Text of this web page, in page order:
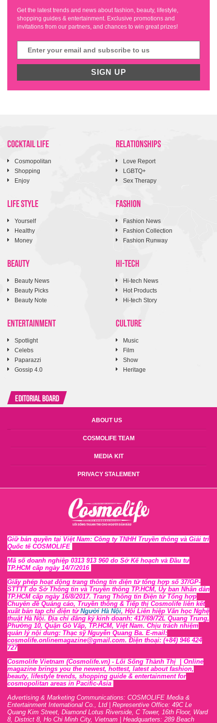
Get the latest trends and news about fashion, beauty, lifestyle,
shopping guides & entertainment. Exclusive promotions and
invitations from our partners, and chances to win great prizes!
SIGN UP
COCKTAIL LIFE
Cosmopolitan
Shopping
Enjoy
RELATIONSHIPS
Love Report
LGBTQ+
Sex Therapy
LIFE STYLE
Yourself
Healthy
Money
FASHION
Fashion News
Fashion Collection
Fashion Runway
BEAUTY
Beauty News
Beauty Picks
Beauty Note
HI-TECH
Hi-tech News
Hot Products
Hi-tech Story
ENTERTAINMENT
Spotlight
Celebs
Paparazzi
Gossip 4.0
CULTURE
Music
Film
Show
Heritage
Editorial Board
ABOUT US
COSMOLIFE TEAM
MEDIA KIT
PRIVACY STALEMENT
Giữ bản quyền tại Việt Nam: Công ty TNHH Truyền thông và Giải trí
Quốc tế COSMOLIFE
Mã số doanh nghiệp 0313 913 960 do Sở Kế hoạch và Đầu tư
TP.HCM cấp ngày 14/7/2016
Giấy phép hoạt động trang thông tin điện tử tổng hợp số 37/GP-
STTTT do Sở Thông tin và Truyền thông TP.HCM, Ủy ban Nhân dân
TP.HCM cấp ngày 16/8/2017. Trang Thông tin Điện tử Tổng hợp
Chuyên đề Quảng cáo, Truyền thông & Tiếp thị Cosmolife liên kết
xuất bản tạp chí điện tử Người Hà Nội, Hội Liên hiệp Văn học Nghệ
thuật Hà Nội. Địa chỉ đăng ký kinh doanh: 417/69/72L Quang Trung,
Phường 10, Quận Gò Vấp, TP.HCM, Việt Nam. Chịu trách nhiệm
quản lý nội dung: Thạc sỹ Nguyễn Quang Ba. E-mail:
cosmolife.onlinemagazine@gmail.com. Điện thoại: (+84) 946 424
727
Cosmolife Vietnam (Cosmolife.vn) - Lối Sống Thành Thị | Online
magazine brings you the newest, hottest, latest about fashion,
beauty, lifestyle trends, shopping guide & entertainment for
cosmopolitan areas in Pacific-Asia
Advertising & Marketing Communications: COSMOLIFE Media &
Entertainment International Co., Ltd | Representive Office: 49C Le
Quang Kim Street, Diamond Lotus Riverside, C Tower, 16th Floor, Ward
8, District 8, Ho Chi Minh City, Vietnam | Headquarters: 289 Beach